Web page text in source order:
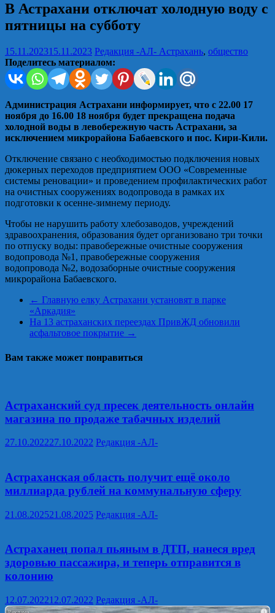
В Астрахани отключат холодную воду с
пятницы на субботу
15.11.202315.11.2023 Редакция -АЛ- Астрахань, общество
Поделитесь материалом:
Администрация Астрахани информирует, что с 22.00 17
ноября до 16.00 18 ноября будет прекращена подача
холодной воды в левобережную часть Астрахани, за
исключением микрорайона Бабаевского и пос. Кири-Кили.
Отключение связано с необходимостью подключения новых
дюкерных переходов предприятием ООО «Современные
системы реновации» и проведением профилактических работ
на очистных сооружениях водопровода в рамках их
подготовки к осенне-зимнему периоду.
Чтобы не нарушить работу хлебозаводов, учреждений
здравоохранения, образования будет организовано три точки
по отпуску воды: правобережные очистные сооружения
водопровода №1, правобережные сооружения
водопровода №2, водозаборные очистные сооружения
микрорайона Бабаевского.
← Главную елку Астрахани установят в парке
«Аркадия»
На 13 астраханских переездах ПривЖД обновили
асфальтовое покрытие →
Вам также может понравиться
Астраханский суд пресек деятельность онлайн
магазина по продаже табачных изделий
27.10.202227.10.2022 Редакция -АЛ-
Астраханская область получит ещё около
миллиарда рублей на коммунальную сферу
21.08.202521.08.2025 Редакция -АЛ-
Астраханец попал пьяным в ДТП, нанеся вред
здоровью пассажира, и теперь отправится в
колонию
12.07.202212.07.2022 Редакция -АЛ-
i